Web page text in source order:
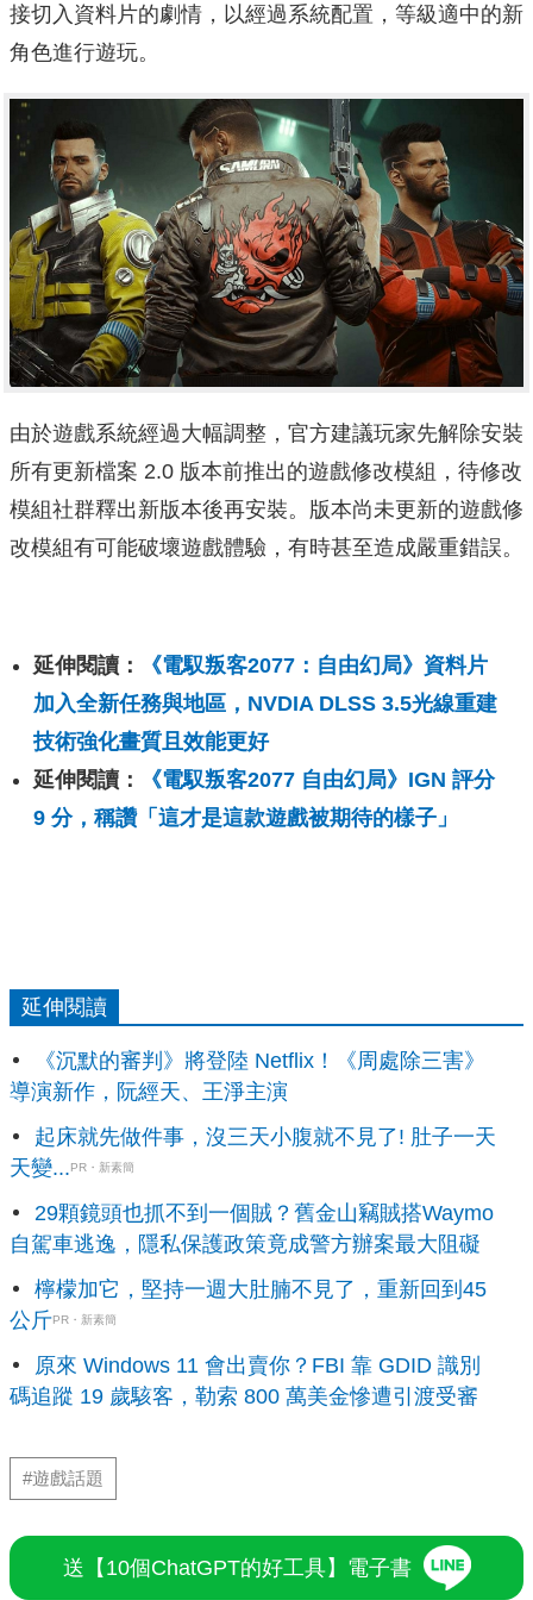
接切入資料片的劇情，以經過系統配置，等級適中的新
角色進行遊玩。
由於遊戲系統經過大幅調整，官方建議玩家先解除安裝
所有更新檔案 2.0 版本前推出的遊戲修改模組，待修改
模組社群釋出新版本後再安裝。版本尚未更新的遊戲修
改模組有可能破壞遊戲體驗，有時甚至造成嚴重錯誤。
延伸閱讀：
《電馭叛客2077：自由幻局》資料片
加入全新任務與地區，NVDIA DLSS 3.5光線重建
技術強化畫質且效能更好
延伸閱讀：
《電馭叛客2077 自由幻局》IGN 評分
9 分，稱讚「這才是這款遊戲被期待的樣子」
延伸閱讀
《沉默的審判》將登陸 Netflix！《周處除三害》
導演新作，阮經天、王淨主演
起床就先做件事，沒三天小腹就不見了! 肚子一天
天變...PR・新素簡
29顆鏡頭也抓不到一個賊？舊金山竊賊搭Waymo
自駕車逃逸，隱私保護政策竟成警方辦案最大阻礙
檸檬加它，堅持一週大肚腩不見了，重新回到45
公斤PR・新素簡
原來 Windows 11 會出賣你？FBI 靠 GDID 識別
碼追蹤 19 歲駭客，勒索 800 萬美金慘遭引渡受審
#遊戲話題
送【10個ChatGPT的好工具】電子書